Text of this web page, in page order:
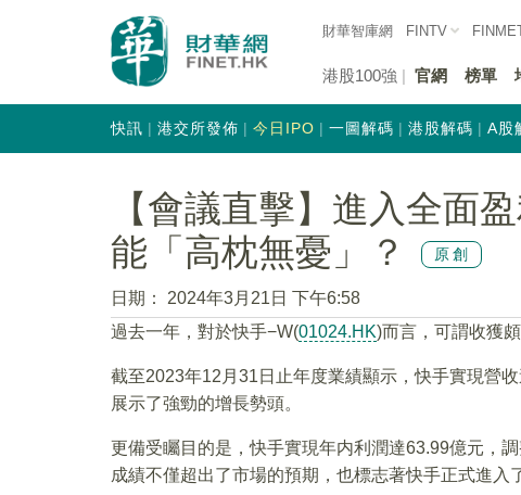
財華智庫網 FINTV
港股100強 官網 榜單
快訊 港交所發佈 今日IPO 一圖解碼 港股解碼 A股
【會議直擊】進入全面
能「高枕無憂」？
原創
日期：
2024年3月21日 下午6:58
過去一年，對於快手−W(01024.HK)而言，可謂收獲頗
截至2023年12月31日止年度業績顯示，快手實現營
展示了強勁的增長勢頭。
更備受矚目的是，快手實現年内利潤達63.99億元，
成績不僅超出了市場的預期，也標志著快手正式進入